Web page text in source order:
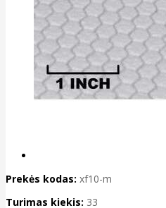
Prekės kodas: xf10-m
Turimas kiekis: 33